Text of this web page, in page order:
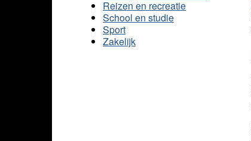
Reizen en recreatie
School en studie
Sport
Zakelijk